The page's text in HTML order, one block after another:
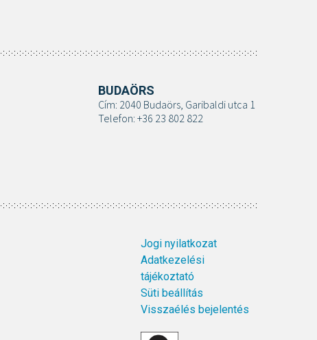
BUDAÖRS
Cím: 2040 Budaörs, Garibaldi utca 1
Telefon: +36 23 802 822
Jogi nyilatkozat
Adatkezelési
tájékoztató
Süti beállítás
Visszaélés bejelentés